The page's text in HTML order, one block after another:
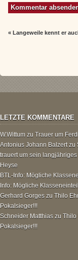
«Langeweile kennt er
LETZTE KOMMENTARE
W.Wittum zu Trauer um
Antonius Johann Balzertzu
trauert um sein
Heyse
BTL-Info: Mögliche
Info: Mögliche
Gerhard Gorges zu Thilo
Pokalsieger!!!
Schneider Matthias zu Thilo
Pokalsieger!!!